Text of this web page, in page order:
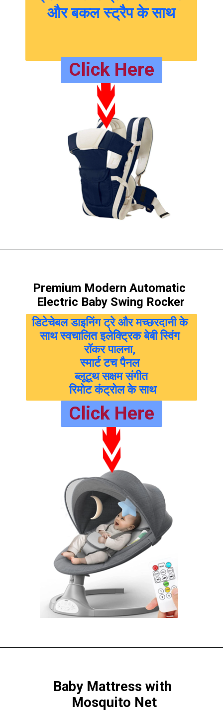
Go to Next Slide
और बकल स्ट्रैप के साथ
Click Here
Premium Modern Automatic
Electric Baby Swing Rocker
डिटेचेबल डाइनिंग ट्रे और मच्छरदानी के
साथ स्वचालित इलेक्ट्रिक बेबी स्विंग
रॉकर पालना,
स्मार्ट टच पैनल
ब्लूटूथ सक्षम संगीत
रिमोट कंट्रोल के साथ
Click Here
Baby Mattress with
Mosquito Net